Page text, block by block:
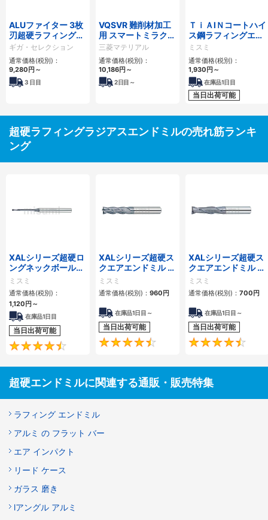
ALUファイター 3枚
刃超硬ラフィングエ
ンドミル 非鉄金属加
工用 RAUM340
ギガ・セレクション
通常価格(税別)：
9,280 円 ～
3 日目
VQSVR 難削材加工
用 スマートミラクル
制振ラフィングエン
ドミル（S）
三菱マテリアル
通常価格(税別)：
10,186円 ～
2日目～
ＴｉＡlＮコートハイ
ス鋼ラフィングエン
ドミル ショート/セ
ンターカット
ミスミ
通常価格(税別)：
1,930 円 ～
在庫品1日目
当日出荷可能
超硬ラフィングラジアスエンドミルの売れ筋ランキ
ング
XALシリーズ超硬ロ
ングネックボールエ
ンドミル 2枚刃/スタ
ブ/ロングネックタ
イプ
ミスミ
通常価格(税別)：
1,120 円 ～
在庫品1日目
当日出荷可能
4.5
XALシリーズ超硬ス
クエアエンドミル 4
枚刃/刃長3D（レギ
ュラー）タイプ
ミスミ
通常価格(税別)： 960 円
在庫品1日目～
当日出荷可能
4.6
XALシリーズ超硬ス
クエアエンドミル 2
枚刃/刃長3Dタイプ
ミスミ
通常価格(税別)： 700 円
在庫品1日目～
当日出荷可能
超硬エンドミルに関連する通販・販売特集
ラフィング エンドミル
アルミ の フラット バー
エア インパクト
リード ケース
ガラス 磨き
lアングル アルミ